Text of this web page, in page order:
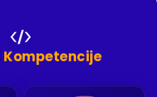
Kompetencije